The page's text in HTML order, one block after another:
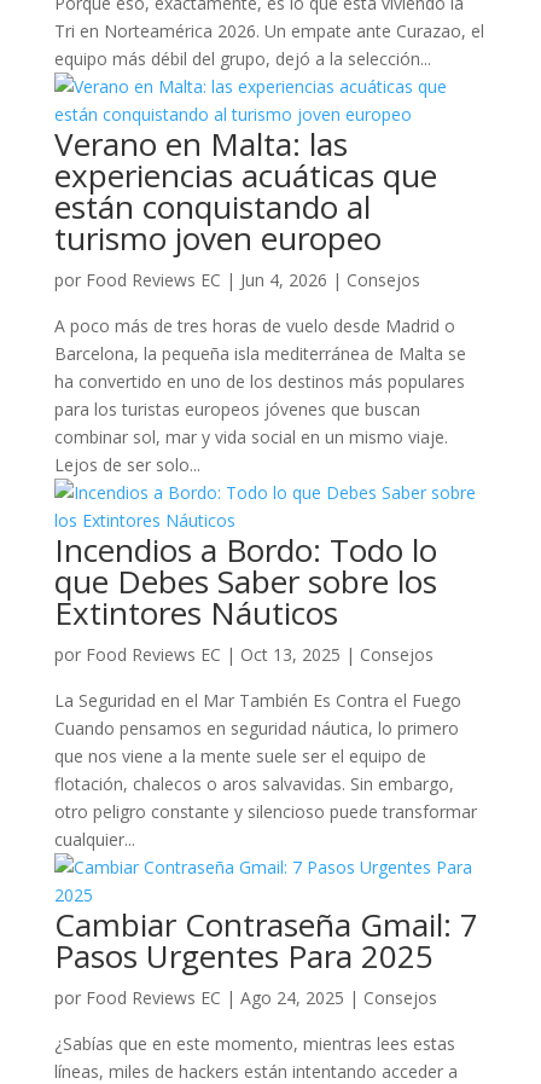
Tri en Norteamérica 2026. Un empate ante Curazao, el
equipo más débil del grupo, dejó a la selección...
Verano en Malta: las
experiencias acuáticas que
están conquistando al
turismo joven europeo
por Food Reviews EC | Jun 4, 2026 | Consejos
A poco más de tres horas de vuelo desde Madrid o
Barcelona, la pequeña isla mediterránea de Malta se
ha convertido en uno de los destinos más populares
para los turistas europeos jóvenes que buscan
combinar sol, mar y vida social en un mismo viaje.
Lejos de ser solo...
Incendios a Bordo: Todo lo
que Debes Saber sobre los
Extintores Náuticos
por Food Reviews EC | Oct 13, 2025 | Consejos
La Seguridad en el Mar También Es Contra el Fuego
Cuando pensamos en seguridad náutica, lo primero
que nos viene a la mente suele ser el equipo de
flotación, chalecos o aros salvavidas. Sin embargo,
otro peligro constante y silencioso puede transformar
cualquier...
Cambiar Contraseña Gmail: 7
Pasos Urgentes Para 2025
por Food Reviews EC | Ago 24, 2025 | Consejos
¿Sabías que en este momento, mientras lees estas
líneas, miles de hackers están intentando acceder a